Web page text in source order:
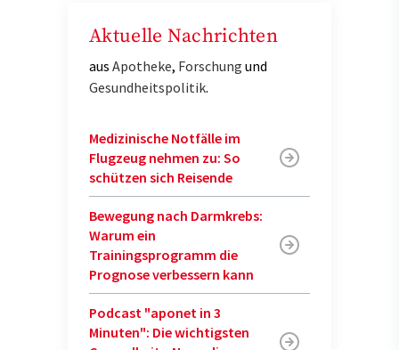
Aktuelle Nachrichten
aus Apotheke, Forschung und
Gesundheitspolitik.
Medizinische Notfälle im
Flugzeug nehmen zu: So
schützen sich Reisende
Bewegung nach Darmkrebs:
Warum ein
Trainingsprogramm die
Prognose verbessern kann
Podcast "aponet in 3
Minuten": Die wichtigsten